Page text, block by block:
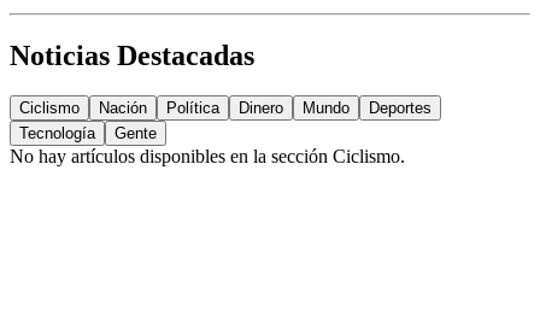
Noticias Destacadas
Ciclismo Nación Política Dinero Mundo
Deportes
Tecnología
Gente
No hay artículos disponibles en la sección Ciclismo.